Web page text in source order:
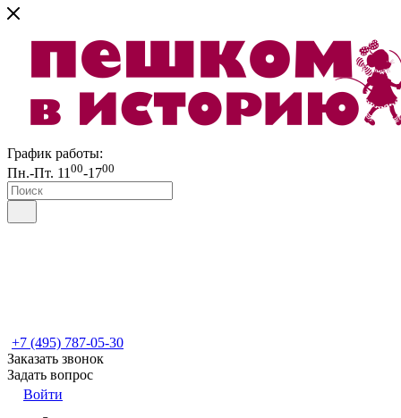
График работы:
Пн.-Пт. 11 00-1700
+7 (495) 787-05-30
Заказать звонок
Задать вопрос
Войти